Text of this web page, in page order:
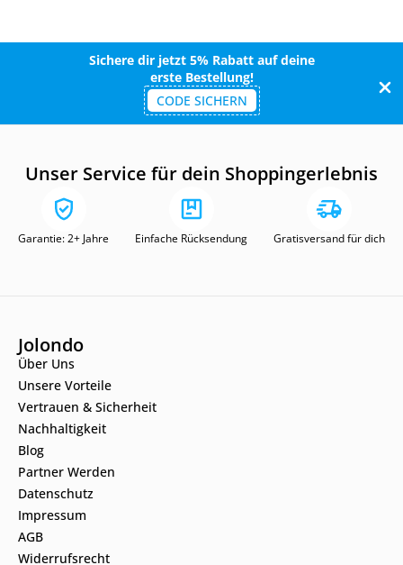
Sichere dir jetzt 5% Rabatt auf deine
erste Bestellung!
CODE SICHERN
Unser Service für dein Shoppingerlebnis
Garantie: 2+ Jahre Einfache Rücksendung Gratisversand für dich
Jolondo
Über Uns
Unsere Vorteile
Vertrauen & Sicherheit
Nachhaltigkeit
Blog
Partner Werden
Datenschutz
Impressum
AGB
Widerrufsrecht